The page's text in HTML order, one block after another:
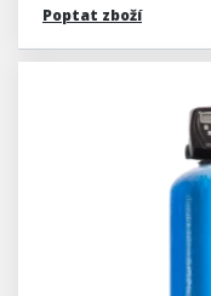
Poptat zboží